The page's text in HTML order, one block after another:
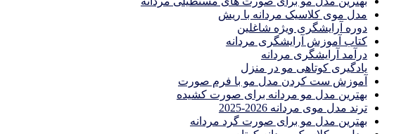
مدل موی کلاسیک مردانه با ریش
دوره آرایشگری ویژه شاغلین
کتاب آموزش آرایشگری مردانه
درآمد آرایشگری مردانه
یادگیری كوتاهى مو در منزل
آموزش ست كردن مدل مو با فرم صورت
بهترین مدل مو مردانه برای صورت کشیده
ترند مدل موی مردانه 2026-2025
بهترين مدل مو براى صورت گرد مردانه